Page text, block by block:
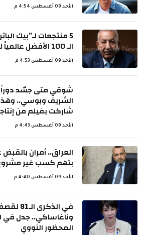
الأحد 09 أغسطس 4:54 م
5 منتجعات لـ”بيك
الـ 100 الأفضل عالمياً للسوق الروسي
الأحد 09 أغسطس 4:53 م
شوقي متى جسّد دوراً
الشريف وبوسي..
شاركت بفيلم من
الأحد 09 أغسطس 4:43 م
العراق.. أمران
بتهم كسب غير
الأحد 09 أغسطس 4:40 م
في
وناغاساكي.. جدل في
المحظور النووي